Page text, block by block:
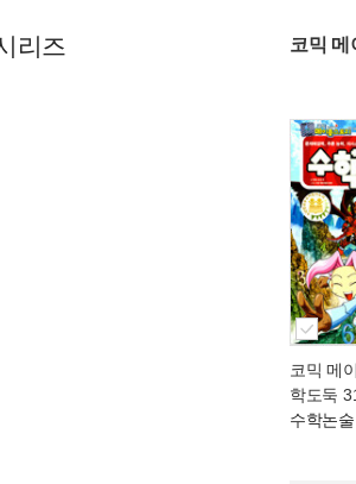
리즈 코믹
코믹 메
학도둑
수학논